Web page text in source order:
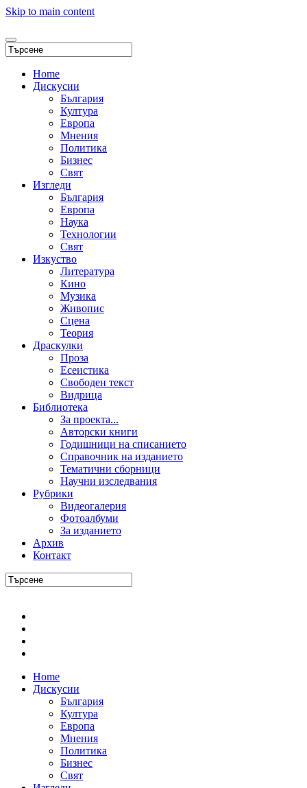
Skip to main content
Home
Дискусии
България
Култура
Европа
Мнения
Политика
Бизнес
Свят
Изгледи
България
Европа
Наука
Технологии
Свят
Изкуство
Литература
Кино
Музика
Живопис
Сцена
Теория
Драскулки
Проза
Есеистика
Свободен текст
Видрица
Библиотека
За проекта...
Авторски книги
Годишници на списанието
Справочник на изданието
Тематични сборници
Научни изследвания
Рубрики
Видеогалерия
Фотоалбуми
За изданието
Архив
Контакт
Home
Дискусии
България
Култура
Европа
Мнения
Политика
Бизнес
Свят